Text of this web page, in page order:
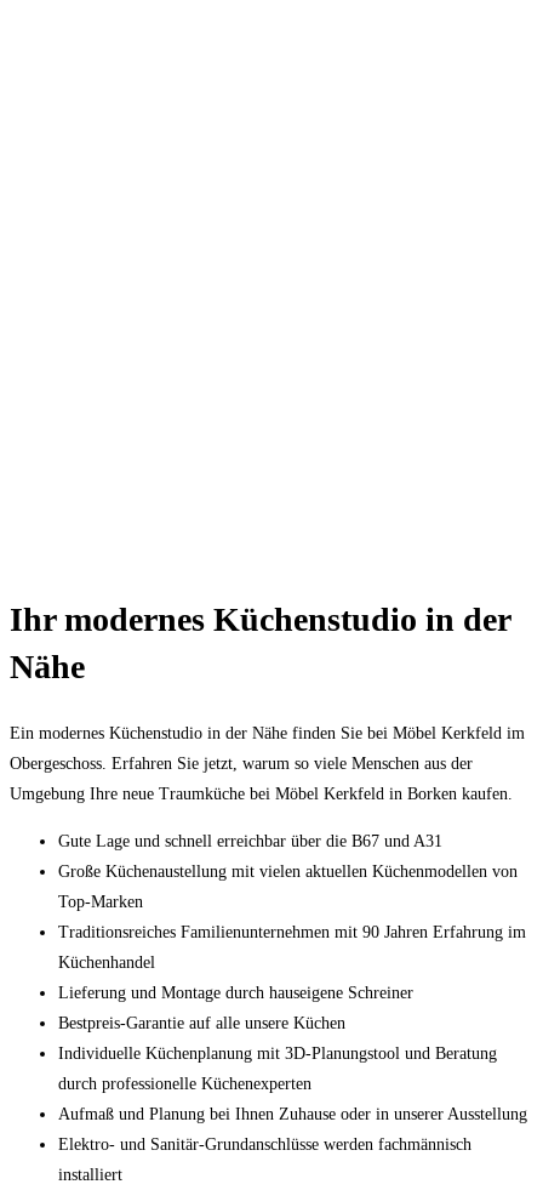
Ihr modernes Küchenstudio in der
Nähe
Ein modernes Küchenstudio in der Nähe finden Sie bei Möbel Kerkfeld im
Obergeschoss. Erfahren Sie jetzt, warum so viele Menschen aus der
Umgebung Ihre neue Traumküche bei Möbel Kerkfeld in Borken kaufen.
Gute Lage und schnell erreichbar über die B67 und A31
Große Küchenaustellung mit vielen aktuellen Küchenmodellen von
Top-Marken
Traditionsreiches Familienunternehmen mit 90 Jahren Erfahrung im
Küchenhandel
Lieferung und Montage durch hauseigene Schreiner
Bestpreis-Garantie auf alle unsere Küchen
Individuelle Küchenplanung mit 3D-Planungstool und Beratung
durch professionelle Küchenexperten
Aufmaß und Planung bei Ihnen Zuhause oder in unserer Ausstellung
Elektro- und Sanitär-Grundanschlüsse werden fachmännisch
installiert